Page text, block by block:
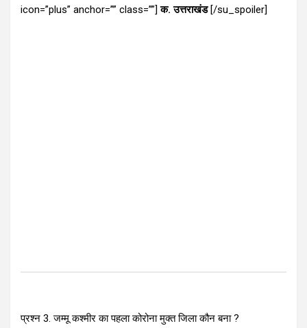
icon=”plus” anchor=”” class=””]क. उत्तराखंड[/su_spoiler]
प्रश्न 3. जम्मू कश्मीर का पहला कोरोना मुक्त जिला कौन बना ?